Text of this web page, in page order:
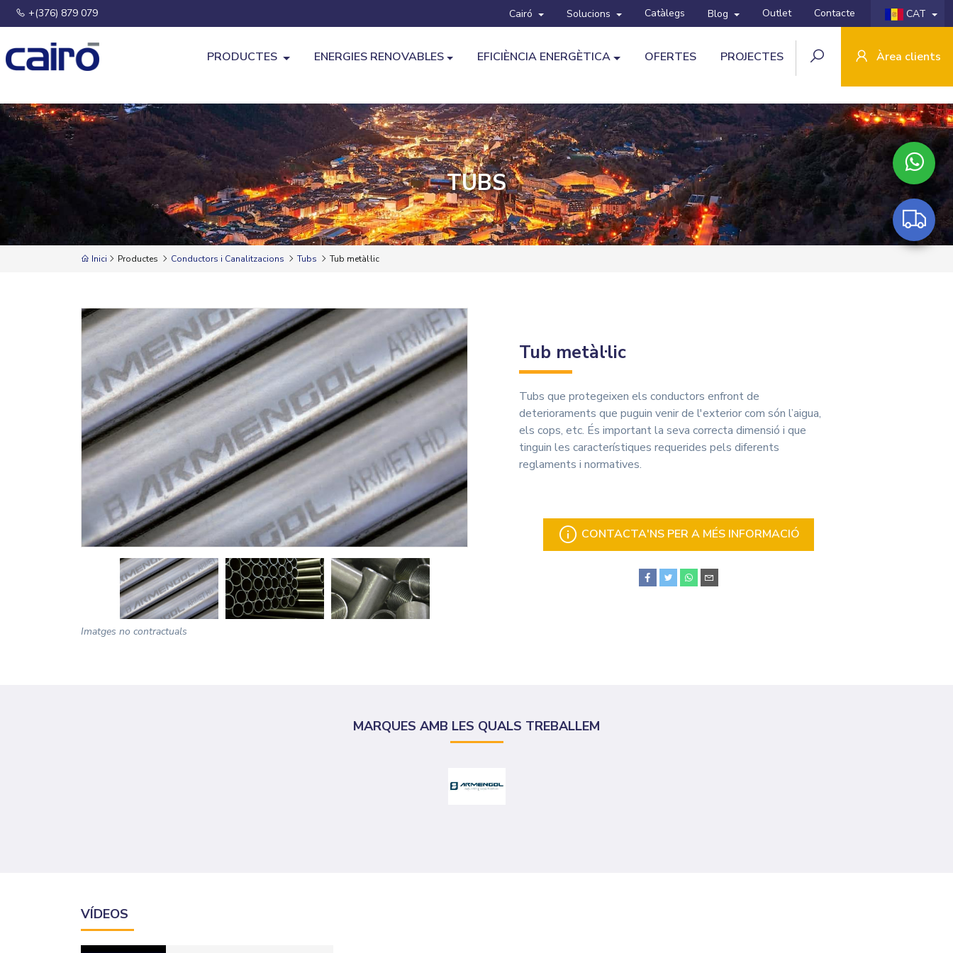
+(376) 879 079 Cairó Solucions Catàlegs Blog Outlet Contacte CAT
PRODUCTES ENERGIES RENOVABLES EFICIÈNCIA ENERGÈTICA OFERTES PROJECTES Àrea clients
TUBS
Inici Productes Conductors i Canalitzacions Tubs Tub metàl·lic
Imatges no contractuals
Tub metàl·lic
Tubs que protegeixen els conductors enfront de
deterioraments que puguin venir de l'exterior com són l’aigua,
els cops, etc. És important la seva correcta dimensió i que
tinguin les característiques requerides pels diferents
reglaments i normatives.
CONTACTA'NS PER A MÉS INFORMACIÓ
MARQUES AMB LES QUALS TREBALLEM
VÍDEOS